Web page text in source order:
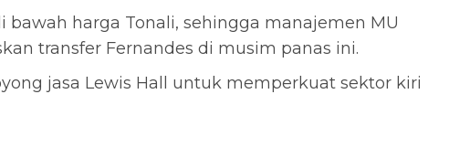
bawah harga Tonali, sehingga manajemen MU
transfer Fernandes di musim panas ini.
jasa Lewis Hall untuk memperkuat sektor kiri